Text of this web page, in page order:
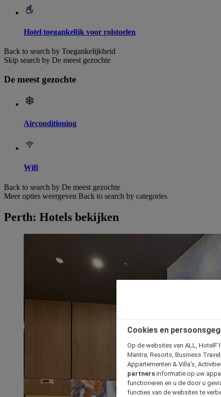
Hotel toegankelijk voor rolstoelen
Back to search by Toegankelijkheid
Skip search by De meest gezochte
De meest gezochte
Airconditioning
Wifi
Back to search by De meest gezochte
Meer opties weergeven Back to search by categories
Perth: Hotels bekijken
Cookies en
Op de websites van ALL,
Mantra, Resorts, Business
Appartementen & Villa's,
partners informatie op uw
functioneren en u de door u
functies van de websites te